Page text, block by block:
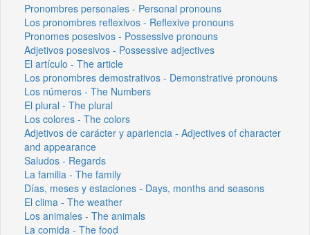
Pronombres personales - Personal pronouns
Los pronombres reflexivos - Reflexive pronouns
Pronomes posesivos - Possessive pronouns
Adjetivos posesivos - Possessive adjectives
El artículo - The article
Los pronombres demostrativos - Demonstrative pronouns
Los números - The Numbers
El plural - The plural
Los colores - The colors
Adjetivos de carácter y apariencia - Adjectives of character
and appearance
Saludos - Regards
La familia - The family
Días, meses y estaciones - Days, months and seasons
El clima - The weather
Los animales - The animals
La comida - The food